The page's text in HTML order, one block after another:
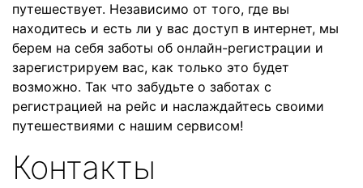
путешествует. Независимо от того, где вы
находитесь и есть ли у вас доступ в интернет, мы
берем на себя заботы об онлайн-регистрации и
зарегистрируем вас, как только это будет
возможно. Так что забудьте о заботах с
регистрацией на рейс и наслаждайтесь своими
путешествиями с нашим сервисом!
Контакты